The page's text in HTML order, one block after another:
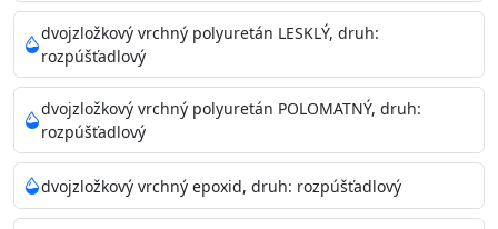
dvojzložkový vrchný polyuretán LESKLÝ, druh:
rozpúšťadlový
dvojzložkový vrchný polyuretán POLOMATNÝ, druh:
rozpúšťadlový
dvojzložkový vrchný epoxid, druh: rozpúšťadlový